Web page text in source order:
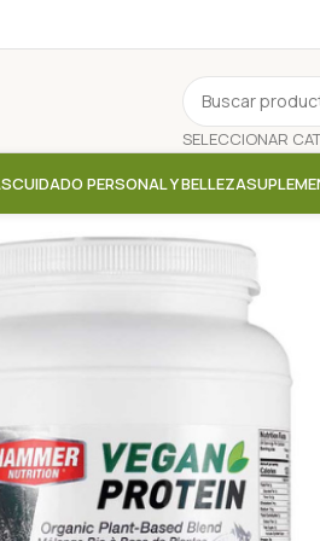
CUIDADO PERSONAL Y BELLEZA